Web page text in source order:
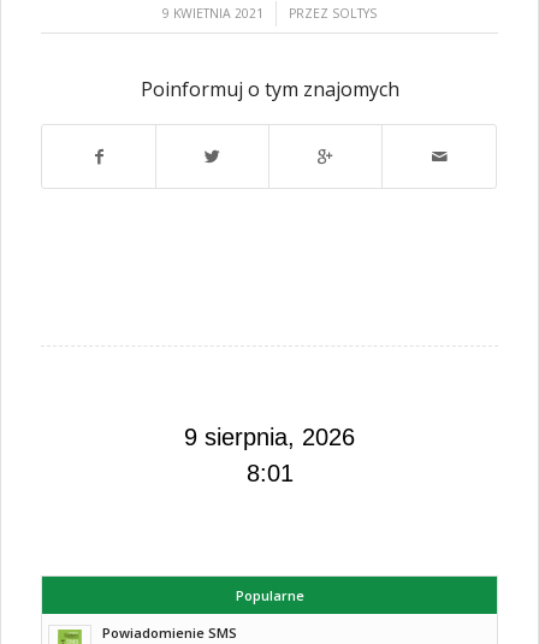
9 KWIETNIA 2021
/ PRZEZ SOLTYS
Poinformuj o tym znajomych
9 sierpnia, 2026
8:01
Popularne
Powiadomienie SMS